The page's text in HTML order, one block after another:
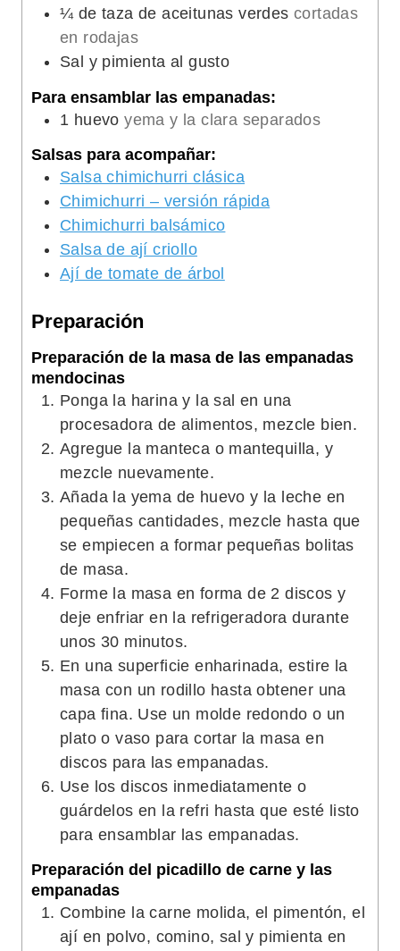
¼ de taza de aceitunas verdes cortadas
en rodajas
Sal y pimienta al gusto
Para ensamblar las empanadas:
1 huevo yema y la clara separados
Salsas para acompañar:
Salsa chimichurri clásica
Chimichurri – versión rápida
Chimichurri balsámico
Salsa de ají criollo
Ají de tomate de árbol
Preparación
Preparación de la masa de las empanadas
mendocinas
Ponga la harina y la sal en una
procesadora de alimentos, mezcle bien.
Agregue la manteca o mantequilla, y
mezcle nuevamente.
Añada la yema de huevo y la leche en
pequeñas cantidades, mezcle hasta que
se empiecen a formar pequeñas bolitas
de masa.
Forme la masa en forma de 2 discos y
deje enfriar en la refrigeradora durante
unos 30 minutos.
En una superficie enharinada, estire la
masa con un rodillo hasta obtener una
capa fina. Use un molde redondo o un
plato o vaso para cortar la masa en
discos para las empanadas.
Use los discos inmediatamente o
guárdelos en la refri hasta que esté listo
para ensamblar las empanadas.
Preparación del picadillo de carne y las
empanadas
Combine la carne molida, el pimentón, el
ají en polvo, comino, sal y pimienta en